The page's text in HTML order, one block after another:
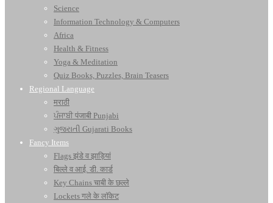
Science
Information Technology & Computers
Africa
Health & Fitness
Yoga & Meditation
Quiz Books, Puzzles, Brain Teasers
Regional Language
मराठी
ਪੰਜਾਬੀ पंजाबी Punjabi
ગુજરાતી Gujarati Books
Fancy Items
Flags झंडे व झाड़ियां
बिल्ले व आई. डी. कार्ड
Key Chains चाबी के छल्ले
Lockets गले के लॉकेट